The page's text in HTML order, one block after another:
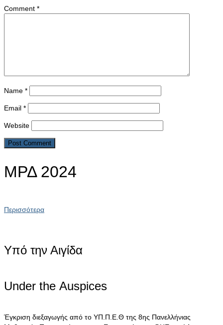
Comment *
Name *
Email *
Website
ΜΡΔ 2024
Περισσότερα
Υπό την Αιγίδα
Under the Αuspices
Έγκριση διεξαγωγής από το ΥΠ.Π.Ε.Θ της 8ης Πανελλήνιας